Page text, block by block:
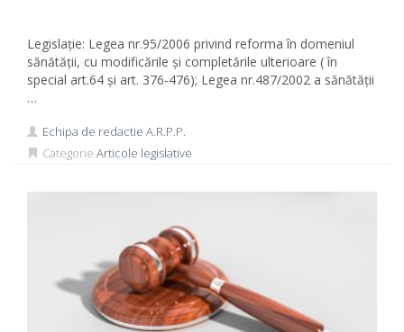
Legislație: Legea nr.95/2006 privind reforma în domeniul
sănătății, cu modificările și completările ulterioare ( în
special art.64 și art. 376-476); Legea nr.487/2002 a sănătății
…
Echipa de redactie A.R.P.P.
Categorie Articole legislative